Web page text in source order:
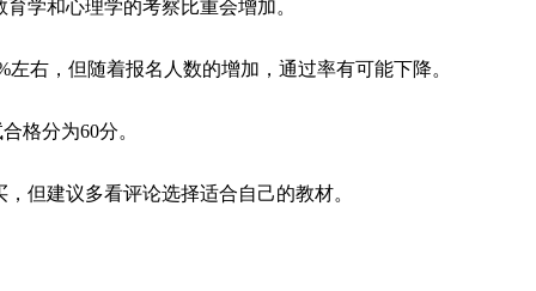
学和心理学的考察比重会增加。
左右，但随着报名人数的增加，通过率有可能下降。
格分为60分。
但建议多看评论选择适合自己的教材。